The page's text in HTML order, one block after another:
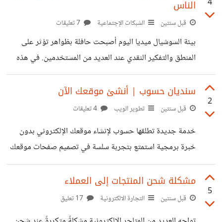
مفهوم المتاجر الإلكترونية، فوائدها، وتحدياتها. ما هي المتاجر
الإلكترونية؟ المتاجر الإلكترونية هي منصات عبر الإنترنت تتيح
للمستهلكين شراء السلع والخدمات بسهولة من أي مكان وفي أي
وقت. تعتمد هذه المتاجر على تقنيات متقدمة مثل مواقع الويب
الناس
قبل سنتين الشبكات الإجتماعية
بيئة السوشيال ميديا اليوم أصبحت حافلة بظواهر تؤثر على
المنطق والتفكير النقدي عند العديد من المستخدمين. في هذه
البيئة، يواجه الناس تدفقًا هائلًا من المعلومات السريعة، المتغيرة،
وغالبًا غير الموثوقة، مما يعزز أساليب التفكير السطحي
والعاطفي ويؤثر على المنطق في صنع القرارات. العوامل التي
الترشيح) : تعتمد منصات السوشيال ميديا على الخوارزميات التي
تقترح للمستخدمين المحتوى الأكثر ملاءمة لرغباتهم السابقة، مما
يجعلهم محصورين داخل ما يُعرف بـ"فقاعة الترشيح". هذه
الفقاعة
2
سنديان حسوب | أنشئ موقعك الآن
قبل سنتين تطوير الويب
خدمة جديدة تطلقها حسوب لإنشاء موقعك الإلكتروني بدون
خبرة برمجية استمتع بتجربة سلسة في تصميم صفحات موقعك
واحجز مكانك على الإنترنت لكن للأسف الاشتراك السنوي غالي
جدًّا، وليس منافسا لمنصة بلوجر المجانية
https://sndian.com/
5
مشكلة شحن المنتجات إلى العملاء
قبل سنتين التجارة الالكترونية